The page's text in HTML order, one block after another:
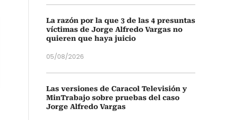
La razón por la que 3 de las 4 presuntas
víctimas de Jorge Alfredo Vargas no
quieren que haya juicio
05/08/2026
Las versiones de Caracol Televisión y
MinTrabajo sobre pruebas del caso
Jorge Alfredo Vargas